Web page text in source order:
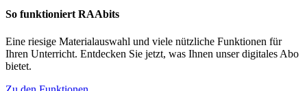
So funktioniert RAAbits
Eine riesige Materialauswahl und viele nützliche Funktionen für
Ihren Unterricht. Entdecken Sie jetzt, was Ihnen unser digitales Abo
bietet.